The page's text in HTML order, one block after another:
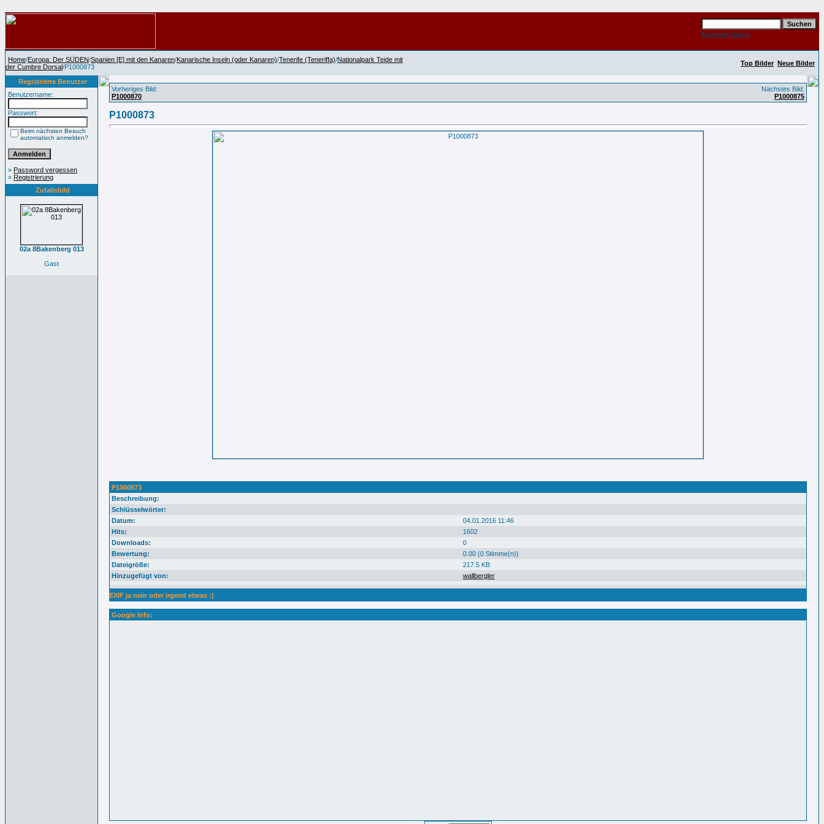
Erweiterte Suche
Home/Europa: Der SÜDEN/Spanien [E] mit den Kanaren/Kanarische Inseln (oder Kanaren)/Tenerife (Teneriffa)/Nationalpark Teide mit
der Cumbre Dorsal/P1000873 Top Bilder Neue Bilder
Registrierte Benutzer
Benutzername:
Passwort:
Beim nächsten Besuch
automatisch anmelden?
» Password vergessen
» Registrierung
Zufallsbild
02a 8Bakenberg 013
Gast
Vorheriges Bild:
P1000870
Nächstes Bild:
P1000875
P1000873
P1000873
Beschreibung:
Schlüsselwörter:
Datum:
04.01.2016 11:46
Hits:
1602
Downloads:
0
Bewertung:
0.00 (0 Stimme(n))
Dateigröße:
217.5 KB
Hinzugefügt von:
wallbergler
EXIF ja nein oder irgend etwas :)
Google Info: